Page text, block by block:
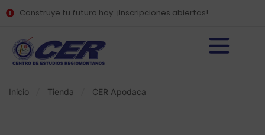
Construye tu futuro hoy. ¡Inscripciones abiertas!
Inicio Tienda CER Apodaca